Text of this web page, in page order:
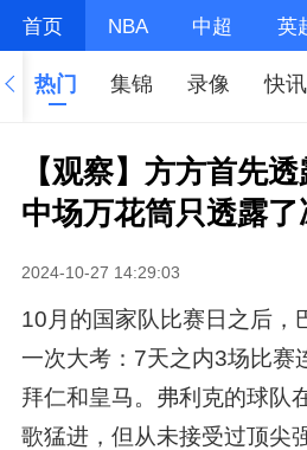
首页 NBA 中超 英
热门 集锦 录像 快讯
【观察】方方首先
中场万花筒只透露了
2024-10-27 14:29:03
10月的国家队比赛日之后，
一次大考：7天之内3场比赛
拜仁和皇马。弗利克的球队
歌猛进，但从未接受过顶尖